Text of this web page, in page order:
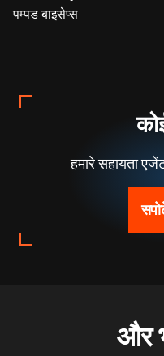
पम्पड बाइसेप्स
हमारे सहायता
और